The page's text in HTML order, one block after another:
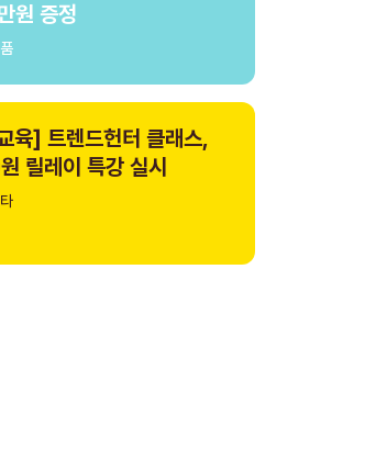
원 증정
육] 트렌드헌터 클래스,
릴레이 특강 실시